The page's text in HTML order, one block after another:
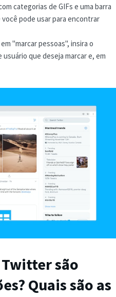
categorias de GIFs e uma barra
pode usar para encontrar
"marcar pessoas", insira o
que deseja marcar e, em
são
Quais são as